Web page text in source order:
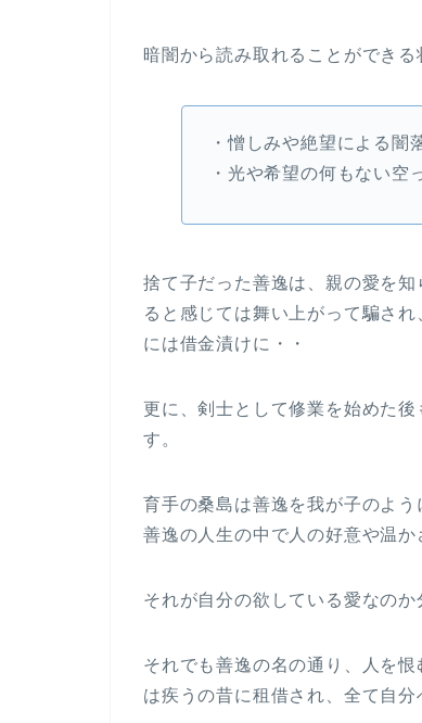
暗闇から読み取れることができる
・憎しみや絶望による闇
・光や希望の何もない空
捨て子だった善逸は、親の愛を
ると感じては舞い上がって騙さ
には借金漬けに・・
更に、剣士として修業を始めた
す。
育手の桑島は善逸を我が子のよう
善逸の人生の中で人の好意や温
それが自分の欲している愛なのか
それでも善逸の名の通り、人を
は疾うの昔に租借され、全て自